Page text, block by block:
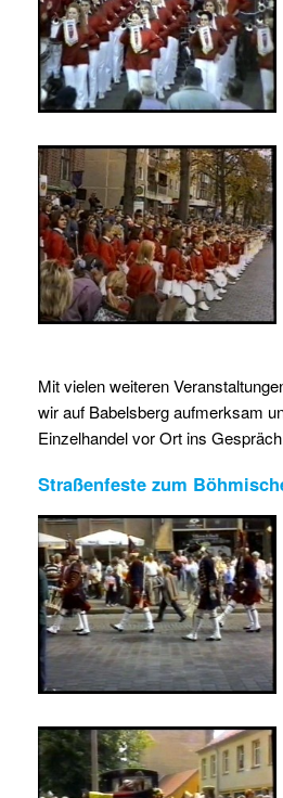
Mit vielen weiteren
wir auf Babelsberg aufmerksam
Einzelhandel vor Ort ins
Straßenfeste zum